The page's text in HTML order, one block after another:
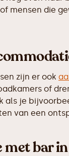
mensen die
zijn er ook
of
als je
van een
bar